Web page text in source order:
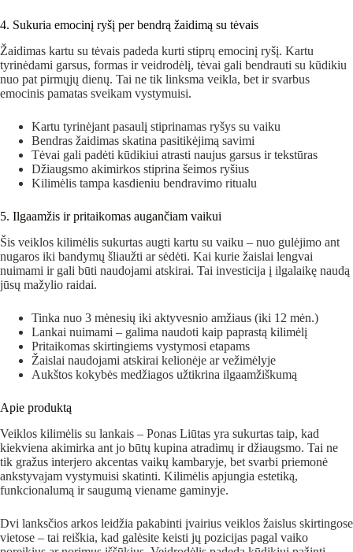
4. Sukuria emocinį ryšį per bendrą žaidimą su tėvais
Žaidimas kartu su tėvais padeda kurti stiprų emocinį ryšį. Kartu
tyrinėdami garsus, formas ir veidrodėlį, tėvai gali bendrauti su kūdikiu
nuo pat pirmųjų dienų. Tai ne tik linksma veikla, bet ir svarbus
emocinis pamatas sveikam vystymuisi.
Kartu tyrinėjant pasaulį stiprinamas ryšys su vaiku
Bendras žaidimas skatina pasitikėjimą savimi
Tėvai gali padėti kūdikiui atrasti naujus garsus ir tekstūras
Džiaugsmo akimirkos stiprina šeimos ryšius
Kilimėlis tampa kasdieniu bendravimo ritualu
5. Ilgaamžis ir pritaikomas augančiam vaikui
Šis veiklos kilimėlis sukurtas augti kartu su vaiku – nuo gulėjimo ant
nugaros iki bandymų šliaužti ar sėdėti. Kai kurie žaislai lengvai
nuimami ir gali būti naudojami atskirai. Tai investicija į ilgalaikę naudą
jūsų mažylio raidai.
Tinka nuo 3 mėnesių iki aktyvesnio amžiaus (iki 12 mėn.)
Lankai nuimami – galima naudoti kaip paprastą kilimėlį
Pritaikomas skirtingiems vystymosi etapams
Žaislai naudojami atskirai kelionėje ar vežimėlyje
Aukštos kokybės medžiagos užtikrina ilgaamžiškumą
Apie produktą
Veiklos kilimėlis su lankais – Ponas Liūtas yra sukurtas taip, kad
kiekviena akimirka ant jo būtų kupina atradimų ir džiaugsmo. Tai ne
tik gražus interjero akcentas vaikų kambaryje, bet svarbi priemonė
ankstyvajam vystymuisi skatinti. Kilimėlis apjungia estetiką,
funkcionalumą ir saugumą viename gaminyje.
Dvi lanksčios arkos leidžia pakabinti įvairius veiklos žaislus skirtingose
vietose – tai reiškia, kad galėsite keisti jų pozicijas pagal vaiko